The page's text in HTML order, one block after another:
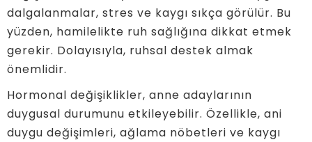
dalgalanmalar, stres ve kaygı sıkça görülür. Bu
yüzden, hamilelikte ruh sağlığına dikkat etmek
gerekir. Dolayısıyla, ruhsal destek almak
önemlidir.
Hormonal değişiklikler, anne adaylarının
duygusal durumunu etkileyebilir. Özellikle, ani
duygu değişimleri, ağlama nöbetleri ve kaygı